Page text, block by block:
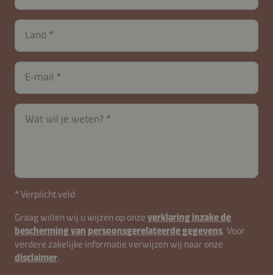
Land
E‑mail
Wat wil je weten?
* Verplicht veld
contactNL-
B2B-
26615-
AtLfy6w0
Graag willen wij u wijzen op onze verklaring inzake de
bescherming van persoonsgerelateerde gegevens. Voor
verdere zakelijke informatie verwijzen wij naar onze
disclaimer.